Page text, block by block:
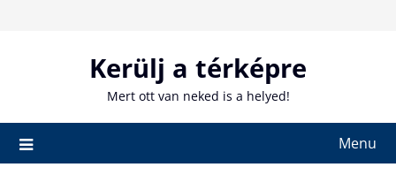
Kerülj a térképre
Mert ott van neked is a helyed!
Menu